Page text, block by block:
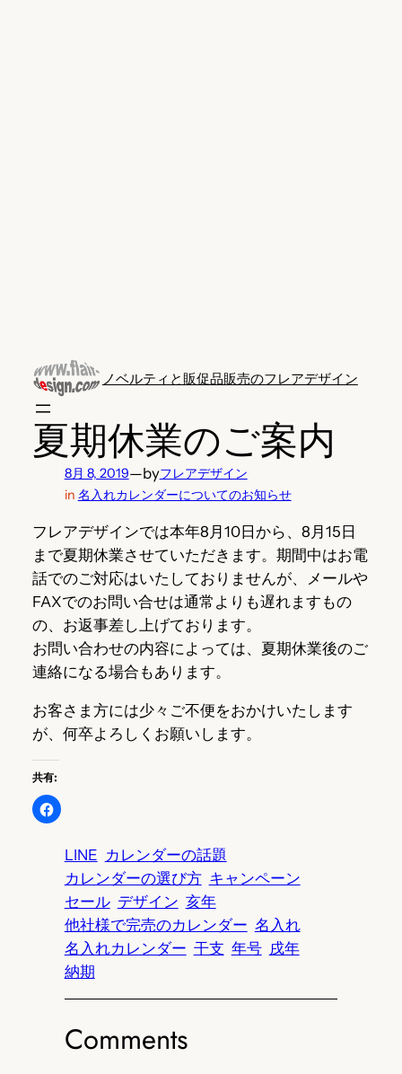
ノベルティと販促品販売のフレアデザイン
夏期休業のご案内
8月 8, 2019—byフレアデザイン
in 名入れカレンダーについてのお知らせ
フレアデザインでは本年8月10日から、8月15日
まで夏期休業させていただきます。期間中はお電
話でのご対応はいたしておりませんが、メールや
FAXでのお問い合せは通常よりも遅れますもの
の、お返事差し上げております。
お問い合わせの内容によっては、夏期休業後のご
連絡になる場合もあります。
お客さま方には少々ご不便をおかけいたします
が、何卒よろしくお願いします。
共有:
LINE カレンダーの話題
カレンダーの選び方 キャンペーン
セール デザイン 亥年
他社様で完売のカレンダー 名入れ
名入れカレンダー 干支 年号 戌年
納期
Comments